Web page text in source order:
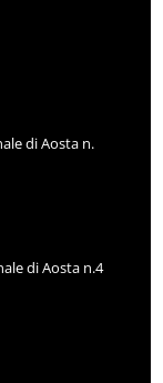
di Aosta n.
di Aosta n.4